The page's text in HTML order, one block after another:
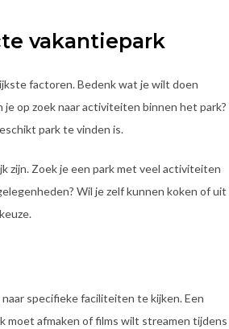
vakantiepark
factoren. Bedenk wat je wilt doen
op zoek naar activiteiten binnen het park?
park te vinden is.
zijn. Zoek je een park met veel activiteiten
Wil je zelf kunnen koken of uit
specifieke faciliteiten te kijken. Een
moet afmaken of films wilt streamen tijdens